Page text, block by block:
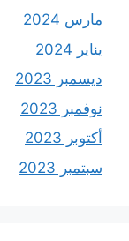
مارس 2024
يناير 2024
ديسمبر 2023
نوفمبر 2023
أكتوبر 2023
سبتمبر 2023